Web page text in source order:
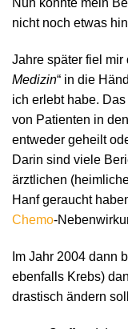
Nun könnte mein
nicht noch etwas
Jahre später fiel mir
Medizin“ in die
ich erlebt habe.
von Patienten in
entweder geheilt
Darin sind viele
ärztlichen
Hanf geraucht
Chemo-
Im Jahr 2004 dann
ebenfalls Krebs)
drastisch ändern